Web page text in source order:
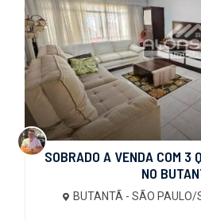
SOBRADO A VENDA COM 3
NO
BUTANTÃ - SÃO PAULO/